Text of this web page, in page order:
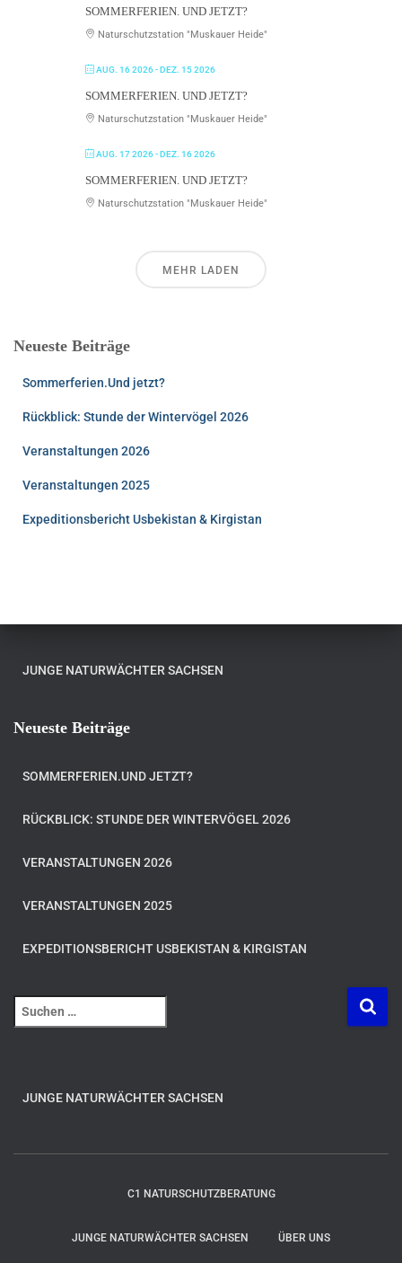
SOMMERFERIEN. UND JETZT?
Naturschutzstation "Muskauer Heide"
AUG. 16 2026- DEZ. 15 2026
SOMMERFERIEN. UND JETZT?
Naturschutzstation "Muskauer Heide"
AUG. 17 2026- DEZ. 16 2026
SOMMERFERIEN. UND JETZT?
Naturschutzstation "Muskauer Heide"
MEHR LADEN
Neueste Beiträge
Sommerferien.Und jetzt?
Rückblick: Stunde der Wintervögel 2026
Veranstaltungen 2026
Veranstaltungen 2025
Expeditionsbericht Usbekistan & Kirgistan
JUNGE NATURWÄCHTER SACHSEN
Neueste Beiträge
SOMMERFERIEN.UND JETZT?
RÜCKBLICK: STUNDE DER WINTERVÖGEL 2026
VERANSTALTUNGEN 2026
VERANSTALTUNGEN 2025
EXPEDITIONSBERICHT USBEKISTAN & KIRGISTAN
u
JUNGE NATURWÄCHTER SACHSEN
C1 NATURSCHUTZBERATUNG
JUNGE NATURWÄCHTER SACHSEN ÜBER UNS